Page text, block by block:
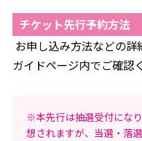
チケット先行予約方法
お申し込み方法などの
ガイドページ内でご確認
※本先行は抽選受付にな
想されますが、当選・落